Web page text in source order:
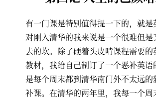
有一门课是特别值得提一下的，就是
对刚入清华的我来说是一个很难但是
去的坎。除了硬着头皮啃课程需要的
教材，我给自己制订了一个恶补英语
是每个周末都到清华南门外不太远的
补课。在清华的两年里，我每一个周